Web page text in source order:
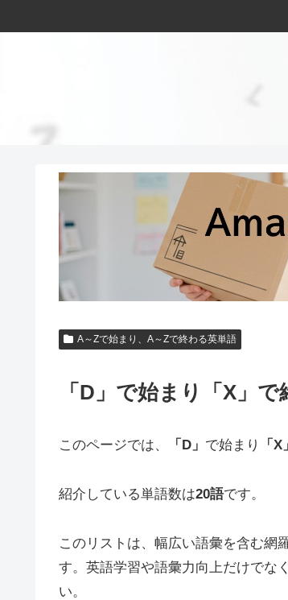
A～Zで始まり、A～Zで終わる英単語
「D」で始まり「X」
このページでは、 「D」 で始まり 「X」
紹介している単語数は20語です。
このリストは、幅広い語彙を含む網
す。英語学習や語彙力向上だけでな
い。